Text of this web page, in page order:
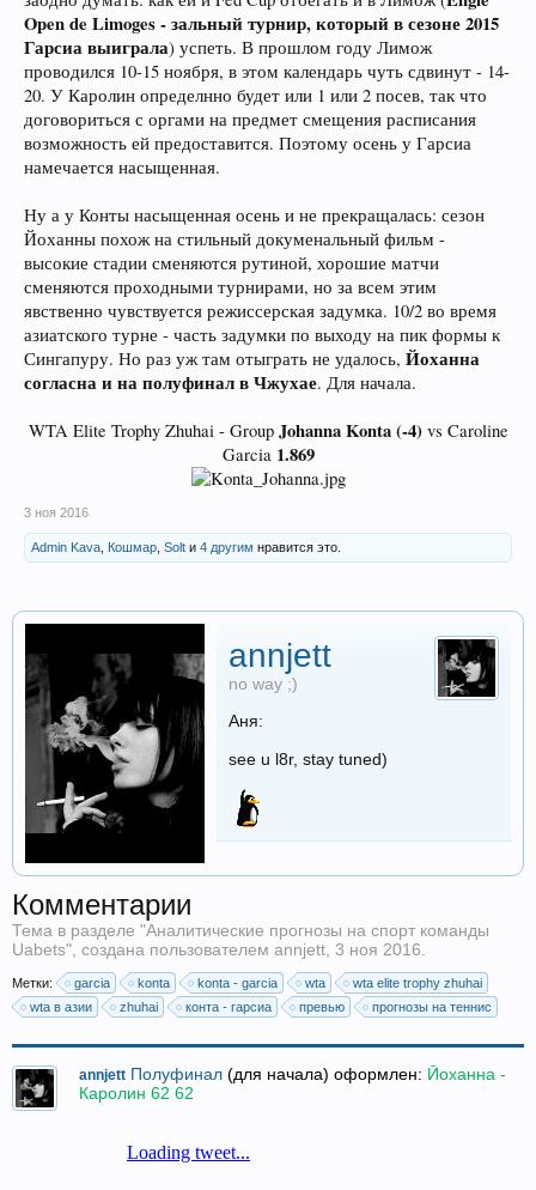
Open de Limoges - зальный турнир, который в сезоне 2015
Гарсиа выиграла) успеть. В прошлом году Лимож
проводился 10-15 ноября, в этом календарь чуть сдвинут - 14-
20. У Каролин определнно будет или 1 или 2 посев, так что
договориться с оргами на предмет смещения расписания
возможность ей предоставится. Поэтому осень у Гарсиа
намечается насыщенная.
Ну а у Конты насыщенная осень и не прекращалась: сезон
Йоханны похож на стильный докуменальный фильм -
высокие стадии сменяются рутиной, хорошие матчи
сменяются проходными турнирами, но за всем этим
явственно чувствуется режиссерская задумка. 10/2 во время
азиатского турне - часть задумки по выходу на пик формы к
Сингапуру. Но раз уж там отыграть не удалось, Йоханна
согласна и на полуфинал в Чжухае. Для начала.
WTA Elite Trophy Zhuhai - Group Johanna Konta (-4)vs Caroline
Garcia 1.869
3 ноя 2016
Admin Kava Кошмар Solt и 4 другим нравится это.
annjett
no way ;)
Аня:
see u l8r, stay tuned)
Комментарии
Тема в разделе "Аналитические прогнозы на спорт команды
Uabets", создана пользователем annjett, 3 ноя 2016.
Метки: garcia konta konta - garcia wta
wta elite trophy zhuhai
wta в азии
zhuhai конта - гарсиа превью прогнозы на теннис
annjett Полуфинал (для начала) оформлен: Йоханна -
Каролин 62 62